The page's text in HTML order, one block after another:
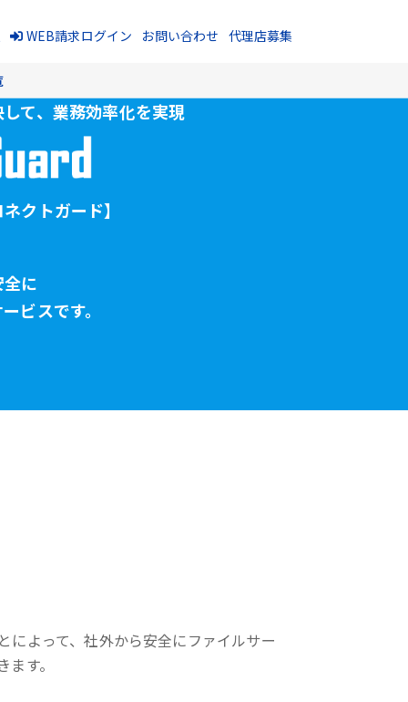
WEB請求ログイン お問い合わせ 代理店募集
て、 業務効率化を実現
クトガード】
に
ビスです。
によって、社外から安全にファイルサー
す。